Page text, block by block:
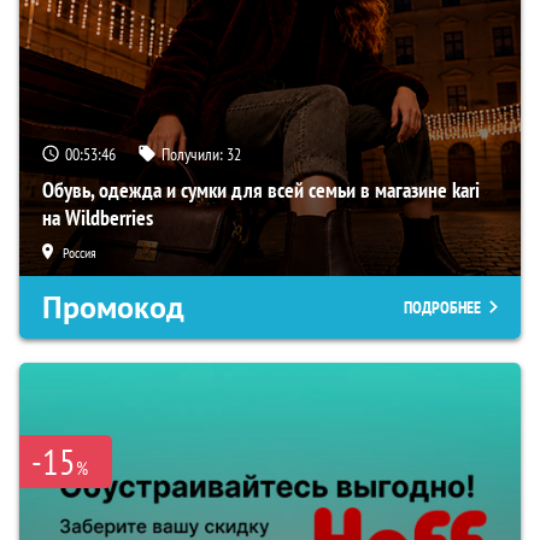
курильщиков!
00:53:45 Получили: 32
Обувь, одежда и сумки для всей семьи в магазине kari
на Wildberries
Россия
Промокод ПОДРОБНЕЕ
-15%